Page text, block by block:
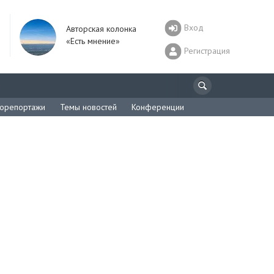
Авторская колонка
«Есть мнение»
Вход
Регистрация
Темы новостей Конференции